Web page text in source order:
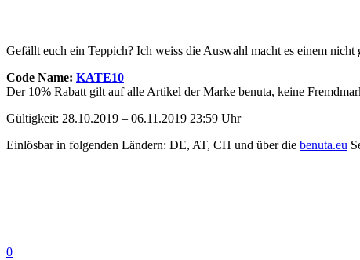
Gefällt euch ein Teppich? Ich weiss die Auswahl macht es einem
Code Name: KATE10
Der 10% Rabatt gilt auf alle Artikel der Marke benuta, keine
Gültigkeit: 28.10.2019 – 06.11.2019 23:59 Uhr
Einlösbar in folgenden Ländern: DE, AT, CH und über die benuta.eu
0